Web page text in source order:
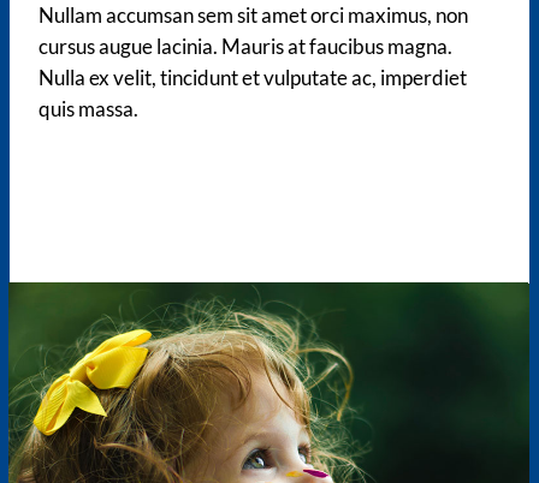
Nullam accumsan sem sit amet orci maximus, non
cursus augue lacinia. Mauris at faucibus magna.
Nulla ex velit, tincidunt et vulputate ac, imperdiet
quis massa.